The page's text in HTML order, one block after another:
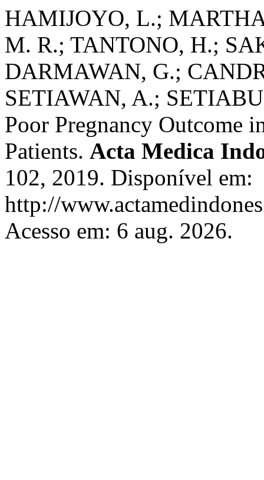
HAMIJOYO, L.;
M. R.; TANTONO, H.;
DARMAWAN, G.;
SETIAWAN, A.;
Poor Pregnancy Outcome
Patients. Acta Medica
102, 2019. Disponível em:
http://
Acesso em: 6 aug. 2026.